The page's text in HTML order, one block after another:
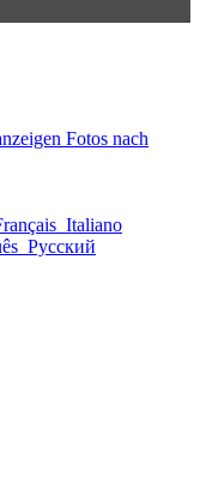
Fotos nach
Italiano
Русский